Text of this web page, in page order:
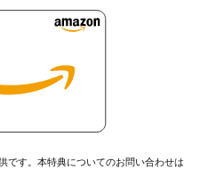
です。本特典についてのお問い合わせは